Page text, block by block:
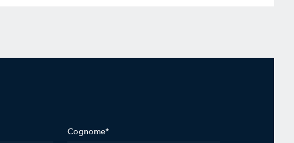
Cognome*